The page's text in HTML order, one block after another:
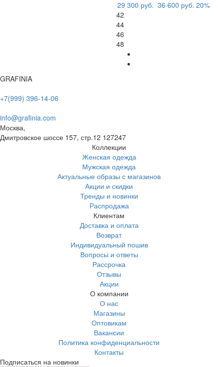
29 300 руб. 36 600 руб. 20%
42
44
46
48
GRAFINIA
+7(999) 396-14-06
info@grafinia.com
Москва,
Дмитровское шоссе 157, стр.12 127247
Коллекции
Женская одежда
Мужская одежда
Актуальные образы с магазинов
Акции и скидки
Тренды и новинки
Распродажа
Клиентам
Доставка и оплата
Возврат
Индивидуальный пошив
Вопросы и ответы
Рассрочка
Отзывы
Акции
О компании
О нас
Магазины
Оптовикам
Вакансии
Политика конфиденциальности
Контакты
Подписаться на новинки